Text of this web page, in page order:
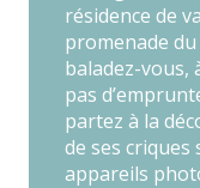
résidence de
promenade
baladez-vous,
pas
partez à la
de ses criques
appareils